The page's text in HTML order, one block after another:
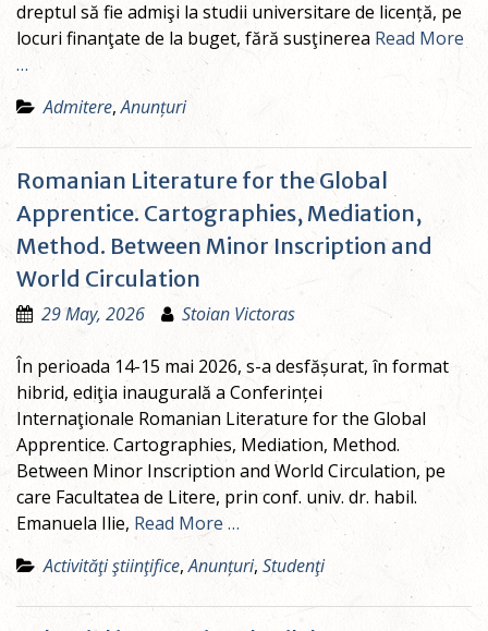
dreptul să fie admişi la studii universitare de licență, pe
locuri finanţate de la buget, fără susţinerea Read More
…
Admitere,Anunțuri
Romanian Literature for the Global
Apprentice. Cartographies, Mediation,
Method. Between Minor Inscription and
World Circulation
29 May, 2026 Stoian Victoras
În perioada 14-15 mai 2026, s-a desfășurat, în format
hibrid, ediţia inaugurală a Conferinței
Internaţionale Romanian Literature for the Global
Apprentice. Cartographies, Mediation, Method.
Between Minor Inscription and World Circulation, pe
care Facultatea de Litere, prin conf. univ. dr. habil.
Emanuela Ilie, Read More …
Activităţi ştiinţifice,Anunțuri, Studenţi